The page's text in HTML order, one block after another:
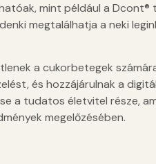
mint például a Dcont®
megtalálhatja a neki
a cukorbetegek
és hozzájárulnak a
a tudatos életvitel része,
megelőzésében.